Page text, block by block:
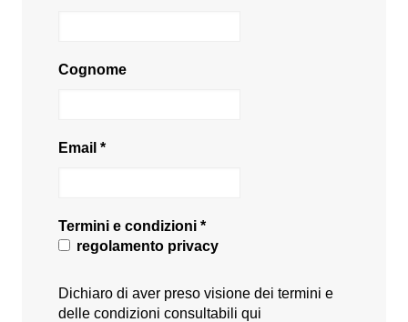
Cognome
Email *
Termini e condizioni *
regolamento privacy
Dichiaro di aver preso visione dei termini e
delle condizioni consultabili qui